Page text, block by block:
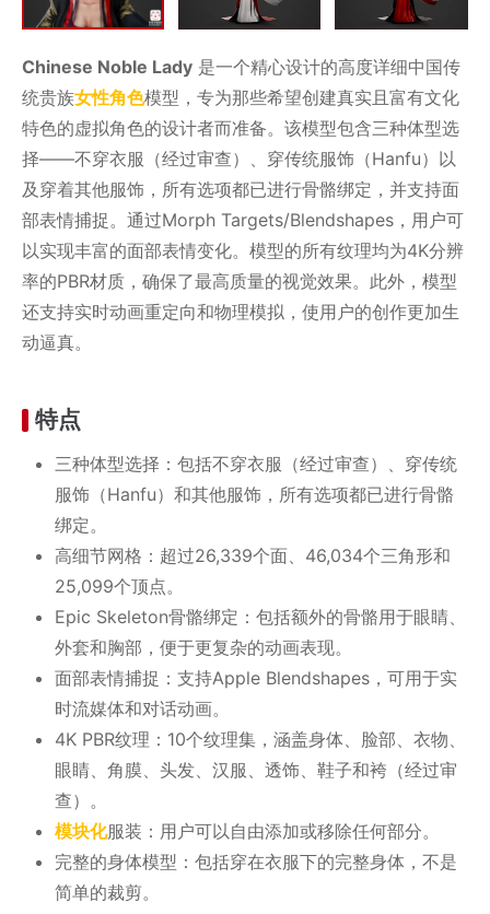
Chinese Noble Lady 是一个精心设计的高度详细中国传
统贵族女性角色模型，专为那些希望创建真实且富有文化
特色的虚拟角色的设计者而准备。该模型包含三种体型选
择——不穿衣服（经过审查）、穿传统服饰（Hanfu）以
及穿着其他服饰，所有选项都已进行骨骼绑定，并支持面
部表情捕捉。通过Morph Targets/Blendshapes，用户可
以实现丰富的面部表情变化。模型的所有纹理均为4K分辨
率的PBR材质，确保了最高质量的视觉效果。此外，模型
还支持实时动画重定向和物理模拟，使用户的创作更加生
动逼真。
特点
三种体型选择：包括不穿衣服（经过审查）、穿传统
服饰（Hanfu）和其他服饰，所有选项都已进行骨骼
绑定。
高细节网格：超过26,339个面、46,034个三角形和
25,099个顶点。
Epic Skeleton骨骼绑定：包括额外的骨骼用于眼睛、
外套和胸部，便于更复杂的动画表现。
面部表情捕捉：支持Apple Blendshapes，可用于实
时流媒体和对话动画。
4K PBR纹理：10个纹理集，涵盖身体、脸部、衣物、
眼睛、角膜、头发、汉服、透饰、鞋子和袴（经过审
查）。
模块化服装：用户可以自由添加或移除任何部分。
完整的身体模型：包括穿在衣服下的完整身体，不是
简单的裁剪。